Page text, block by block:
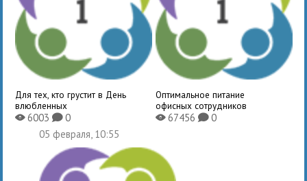
Для тех, кто грустит в День
влюбленных
X6003K0
Оптимальное питание
офисных сотрудников
X67456 K0
05 февраля, 10:55